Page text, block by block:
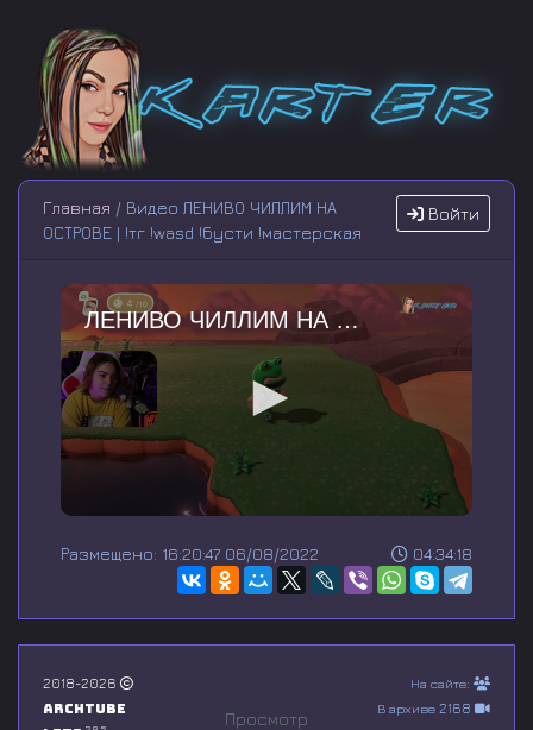
Войти
Главная / Видео ЛЕНИВО ЧИЛЛИМ НА
ОСТРОВЕ | !тг !wasd !бусти !мастерская
ЛЕНИВО ЧИЛЛИМ НА ОСТРОВЕ | !тг !wasd !бусти !мастерская
e
n
o
f
0
04:34:18
Размещено: 16:20:47 06/08/2022
2018-2026
Archtube
Просмотр
На сайте:
В архиве 2168